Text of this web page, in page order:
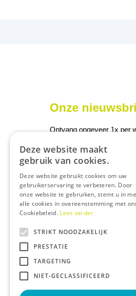
Onze
Ontvang ongeveer 1x per
We slaan uw gegevens
Deze website maakt
gebruik van cookies.
Deze website gebruikt cookies om uw
gebruikerservaring te verbeteren. Door
onze website te gebruiken, stemt u in
alle cookies in overeenstemming met
Cookiebeleid. Lees verder
STRIKT NOODZAKELIJK
PRESTATIE
TARGETING
NIET-GECLASSIFICEERD